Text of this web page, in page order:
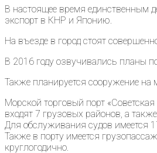
В настоящее время единственным
экспорт в КНР и Японию.
На въезде в город стоят
В 2016 году озвучивались планы
Также планируется сооружение на
Морской торговый порт
входят 7 грузовых районов, а
Для обслуживания судов имеется
Также в порту имеется
круглогодично.